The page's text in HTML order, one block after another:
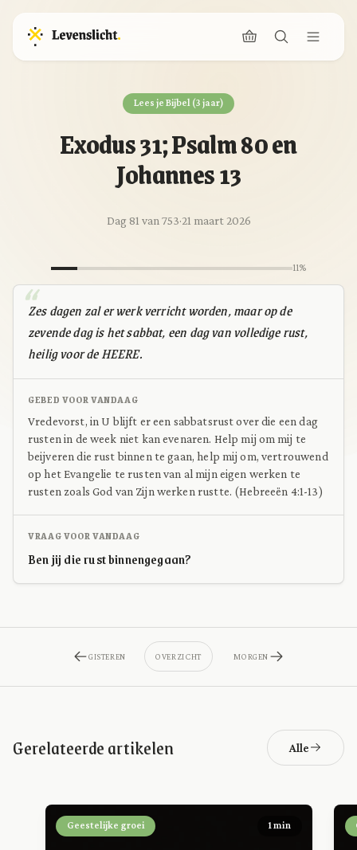
Lees je Bijbel (3 jaar)
Exodus 31; Psalm 80 en
Johannes 13
Dag 81 van 753·21 maart 2026
11%
Zes dagen zal er werk verricht worden, maar op de
zevende dag is het sabbat, een dag van volledige rust,
heilig voor de HEERE.
GEBED VOOR VANDAAG
Vredevorst, in U blijft er een sabbatsrust over die een dag
rusten in de week niet kan evenaren. Help mij om mij te
beijveren die rust binnen te gaan, help mij om, vertrouwend
op het Evangelie te rusten van al mijn eigen werken te
rusten zoals God van Zijn werken rustte. (Hebreeën 4:1-13)
VRAAG VOOR VANDAAG
Ben jij die rust binnengegaan?
GISTEREN OVERZICHT MORGEN
Gerelateerde artikelen Alle
Geestelijke groei 1 min